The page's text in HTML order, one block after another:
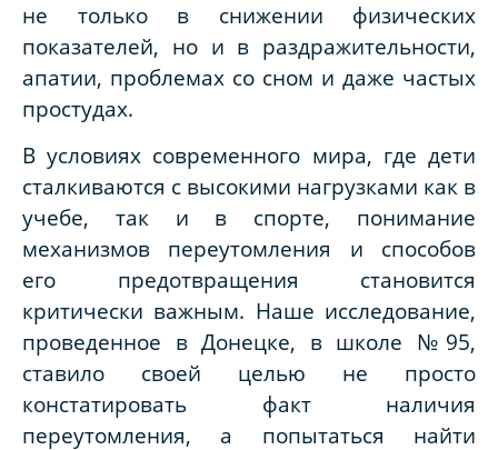
не только в снижении физических
показателей, но и в раздражительности,
апатии, проблемах со сном и даже частых
простудах.
В условиях современного мира, где дети
сталкиваются с высокими нагрузками как в
учебе, так и в спорте, понимание
механизмов переутомления и способов
его предотвращения становится
критически важным. Наше исследование,
проведенное в Донецке, в школе №95,
ставило своей целью не просто
констатировать факт наличия
переутомления, а попытаться найти